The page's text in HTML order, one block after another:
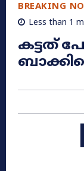
BREAKING
Less than 1
കട്ടത്